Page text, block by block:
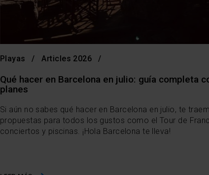
Playas Articles 2026
Qué hacer en Barcelona en julio: guía completa
planes
Si aún no sabes qué hacer en Barcelona en julio, te
propuestas para todos los gustos como el Tour de
conciertos y piscinas. ¡Hola Barcelona te lleva!